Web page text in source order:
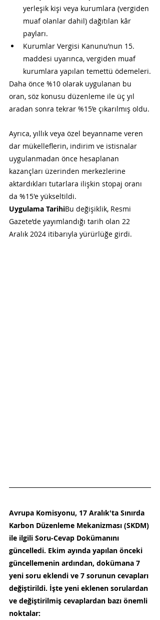
yerleşik kişi veya kurumlara (vergiden
muaf olanlar dahil) dağıtılan kâr
payları.
Kurumlar Vergisi Kanunu’nun 15.
maddesi uyarınca, vergiden muaf
kurumlara yapılan temettü ödemeleri.
Daha önce %10 olarak uygulanan bu
oran, söz konusu düzenleme ile üç yıl
aradan sonra tekrar %15’e çıkarılmış oldu.
Ayrıca, yıllık veya özel beyanname veren
dar mükelleflerin, indirim ve istisnalar
uygulanmadan önce hesaplanan
kazançları üzerinden merkezlerine
aktardıkları tutarlara ilişkin stopaj oranı
da %15'e yükseltildi.
Uygulama TarihiBu değişiklik, Resmi
Gazete’de yayımlandığı tarih olan 22
Aralık 2024 itibarıyla yürürlüğe girdi.
Avrupa Komisyonu, 17 Aralık'ta Sınırda
Karbon Düzenleme Mekanizması (SKDM)
ile ilgili Soru-Cevap Dokümanını
güncelledi. Ekim ayında yapılan önceki
güncellemenin ardından, dokümana 7
yeni soru eklendi ve 7 sorunun cevapları
değiştirildi. İşte yeni eklenen sorulardan
ve değiştirilmiş cevaplardan bazı önemli
noktalar: